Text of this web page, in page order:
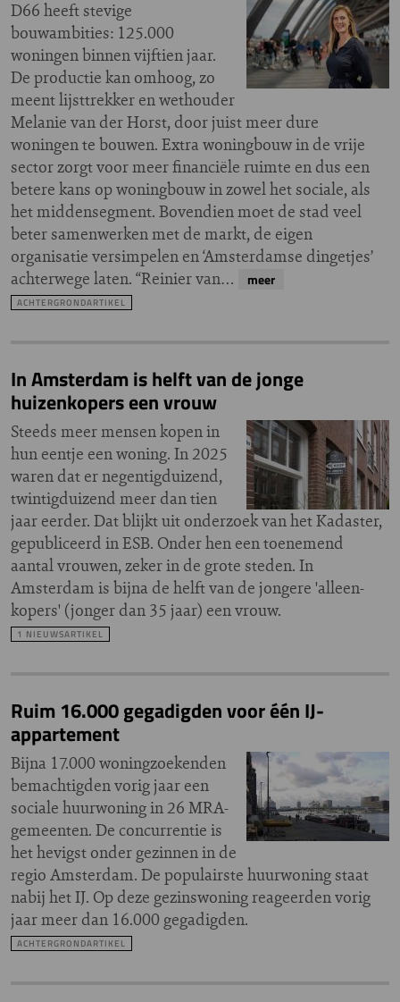
D66 heeft stevige
bouwambities: 125.000
woningen binnen vijftien jaar.
De productie kan omhoog, zo
meent lijsttrekker en wethouder
Melanie van der Horst, door juist meer dure
woningen te bouwen. Extra woningbouw in de vrije
sector zorgt voor meer financiële ruimte en dus een
betere kans op woningbouw in zowel het sociale, als
het middensegment. Bovendien moet de stad veel
beter samenwerken met de markt, de eigen
organisatie versimpelen en ‘Amsterdamse dingetjes’
achterwege laten. “Reinier van…
meer
ACHTERGRONDARTIKEL
In Amsterdam is helft van de jonge
huizenkopers een vrouw
Steeds meer mensen kopen in
hun eentje een woning. In 2025
waren dat er negentigduizend,
twintigduizend meer dan tien
jaar eerder. Dat blijkt uit onderzoek van het Kadaster,
gepubliceerd in ESB. Onder hen een toenemend
aantal vrouwen, zeker in de grote steden. In
Amsterdam is bijna de helft van de jongere 'alleen-
kopers' (jonger dan 35 jaar) een vrouw.
1 NIEUWSARTIKEL
Ruim 16.000 gegadigden voor één IJ-
appartement
Bijna 17.000 woningzoekenden
bemachtigden vorig jaar een
sociale huurwoning in 26 MRA-
gemeenten. De concurrentie is
het hevigst onder gezinnen in de
regio Amsterdam. De populairste huurwoning staat
nabij het IJ. Op deze gezinswoning reageerden vorig
jaar meer dan 16.000 gegadigden.
ACHTERGRONDARTIKEL